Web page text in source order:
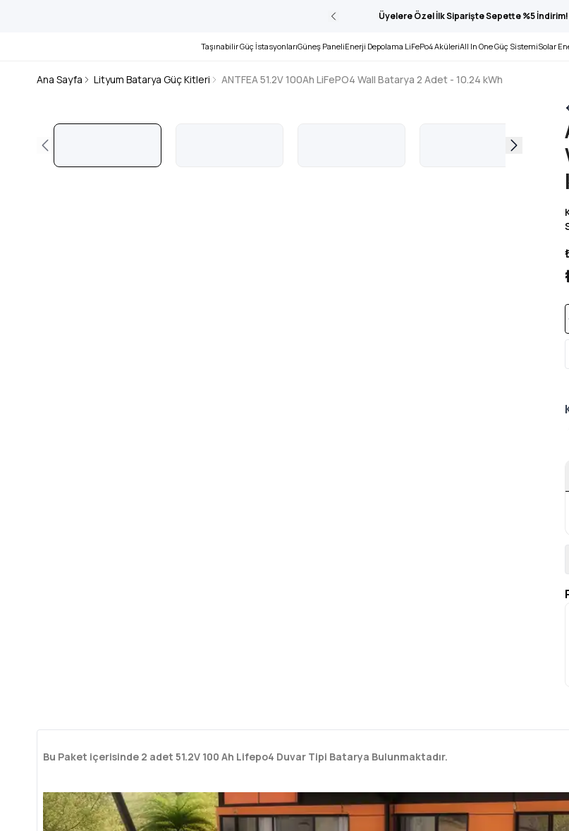
Üyelere Özel İlk Siparişte Sepette %5 İndirim!
Taşınabilir Güç İstasyonlarıGüneş PaneliEnerji Depolama LiFePo4 AküleriAll In One Güç SistemiSolar
Ana Sayfa Lityum Batarya Güç Kitleri
ANTFEA 51.2V 100Ah LiFePO4 Wall Batarya 2 Adet - 10.24 kWh
Bu Paket içerisinde 2 adet 51.2V 100 Ah Lifepo4 Duvar Tipi Batarya Bulunmaktadır.